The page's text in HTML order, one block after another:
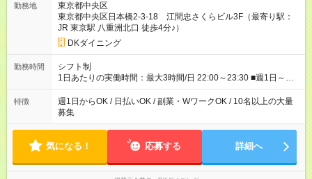
勤務地
東京都中央区
東京都中央区日本橋2-3-18 江間忠さくらビル3F（最寄り駅：
JR 東京駅 八重洲北口 徒歩4分♪）
DKダイニング
勤務時間
シフト制
1日あたりの実働時間：最大3時間/日 22:00～23:30 ■週1日～
OK◎ ■1日3時間～OK ■勤務時間の変動の可能性あり ■22時以降
勤務は18歳以上(法令による) ■自由シフト制
特徴
週1日からOK / 日払いOK / 副業・WワークOK / 10名以上の大量
募集
気になる！ 応募する 詳細へ